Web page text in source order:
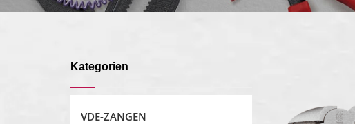
Kategorien
VDE-ZANGEN